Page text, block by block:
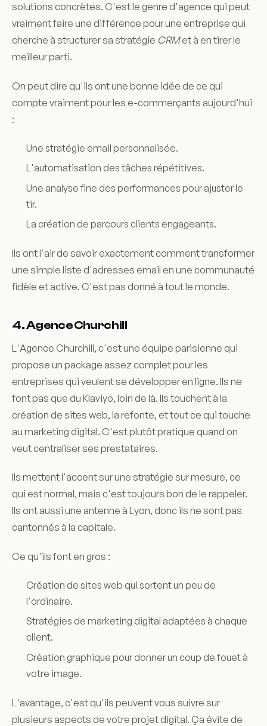
solutions concrètes. C'est le genre d'agence qui peut
vraiment faire une différence pour une entreprise qui
cherche à structurer sa stratégie CRMet à en tirer le
meilleur parti.
On peut dire qu'ils ont une bonne idée de ce qui
compte vraiment pour les e-commerçants aujourd'hui
:
Une stratégie email personnalisée.
L'automatisation des tâches répétitives.
Une analyse fine des performances pour ajuster le
tir.
La création de parcours clients engageants.
Ils ont l'air de savoir exactement comment transformer
une simple liste d'adresses email en une communauté
fidèle et active. C'est pas donné à tout le monde.
4. Agence Churchill
L'Agence Churchill, c'est une équipe parisienne qui
propose un package assez complet pour les
entreprises qui veulent se développer en ligne. Ils ne
font pas que du Klaviyo, loin de là. Ils touchent à la
création de sites web, la refonte, et tout ce qui touche
au marketing digital. C'est plutôt pratique quand on
veut centraliser ses prestataires.
Ils mettent l'accent sur une stratégie sur mesure, ce
qui est normal, mais c'est toujours bon de le rappeler.
Ils ont aussi une antenne à Lyon, donc ils ne sont pas
cantonnés à la capitale.
Ce qu'ils font en gros :
Création de sites web qui sortent un peu de
l'ordinaire.
Stratégies de marketing digital adaptées à chaque
client.
Création graphique pour donner un coup de fouet à
votre image.
L'avantage, c'est qu'ils peuvent vous suivre sur
plusieurs aspects de votre projet digital. Ça évite de